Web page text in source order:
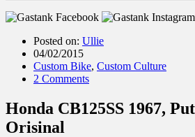
Posted on: Ullie
04/02/2015
Custom Bike, Custom Culture
2 Comments
Honda CB125SS 1967,
Orisinal